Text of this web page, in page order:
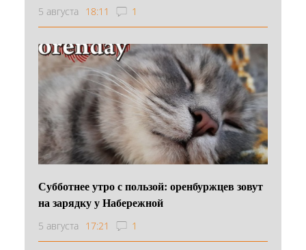
5 августа 18:11 1
Субботнее утро с пользой: оренбуржцев зовут
на зарядку у Набережной
5 августа 17:21 1